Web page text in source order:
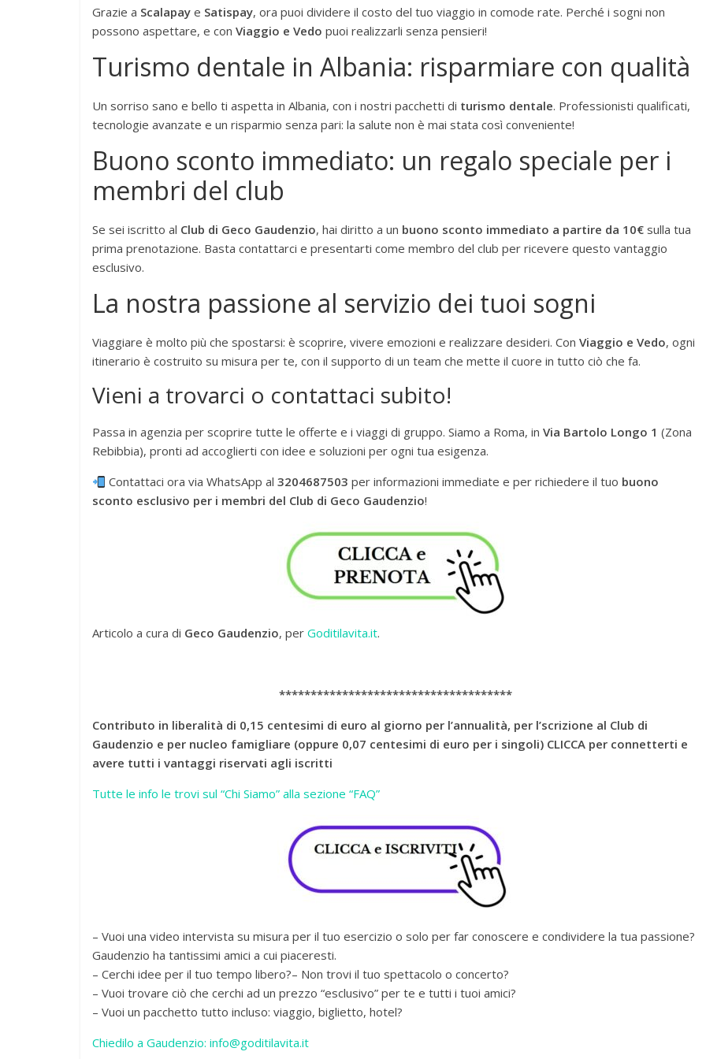
Grazie a Scalapay e Satispay, ora puoi dividere il costo del tuo viaggio in comode rate. Perché i sogni non
possono aspettare, e con Viaggio e Vedo puoi realizzarli senza pensieri!
Turismo dentale in Albania: risparmiare con qualità
Un sorriso sano e bello ti aspetta in Albania, con i nostri pacchetti di turismo dentale. Professionisti qualificati,
tecnologie avanzate e un risparmio senza pari: la salute non è mai stata così conveniente!
Buono sconto immediato: un regalo speciale per i
membri del club
Se sei iscritto al Club di Geco Gaudenzio, hai diritto a un buono sconto immediato a partire da 10€ sulla tua
prima prenotazione. Basta contattarci e presentarti come membro del club per ricevere questo vantaggio
esclusivo.
La nostra passione al servizio dei tuoi sogni
Viaggiare è molto più che spostarsi: è scoprire, vivere emozioni e realizzare desideri. Con Viaggio e Vedo, ogni
itinerario è costruito su misura per te, con il supporto di un team che mette il cuore in tutto ciò che fa.
Vieni a trovarci o contattaci subito!
Passa in agenzia per scoprire tutte le offerte e i viaggi di gruppo. Siamo a Roma, in Via Bartolo Longo 1 (Zona
Rebibbia), pronti ad accoglierti con idee e soluzioni per ogni tua esigenza.
Contattaci ora via WhatsApp al3204687503 per informazioni immediate e per richiedere il tuo buono
sconto esclusivo per i membri del Club di Geco Gaudenzio!
Articolo a cura di Geco Gaudenzio, per Goditilavita.it.
*************************************
Contributo in liberalità di 0,15 centesimi di euro al giorno per l’annualità, per l’scrizione al Club di
Gaudenzio e per nucleo famigliare (oppure 0,07 centesimi di euro per i singoli) CLICCA per connetterti e
avere tutti i vantaggi riservati agli iscritti
Tutte le info le trovi sul “Chi Siamo” alla sezione “FAQ”
– Vuoi una video intervista su misura per il tuo esercizio o solo per far conoscere e condividere la tua passione?
Gaudenzio ha tantissimi amici a cui piaceresti.
– Cerchi idee per il tuo tempo libero?– Non trovi il tuo spettacolo o concerto?
– Vuoi trovare ciò che cerchi ad un prezzo “esclusivo” per te e tutti i tuoi amici?
– Vuoi un pacchetto tutto incluso: viaggio, biglietto, hotel?
Chiedilo a Gaudenzio: info@goditilavita.it